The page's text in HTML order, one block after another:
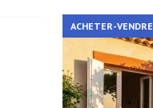
ACHETER-VENDRE